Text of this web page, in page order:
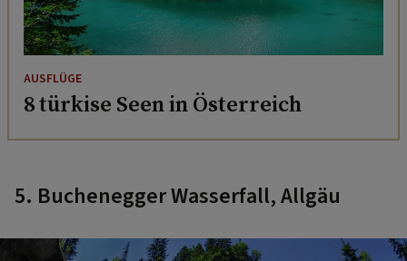
AUSFLÜGE
8 türkise Seen in Österreich
5. Buchenegger Wasserfall, Allgäu